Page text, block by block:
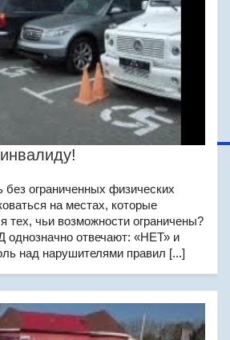
ограниченных физических
на местах, которые
тех, чьи возможности ограничены?
отвечают: «НЕТ» и
над нарушителями правил [...]